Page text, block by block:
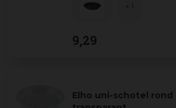
9,29
+ 1
Elho uni-schotel rond